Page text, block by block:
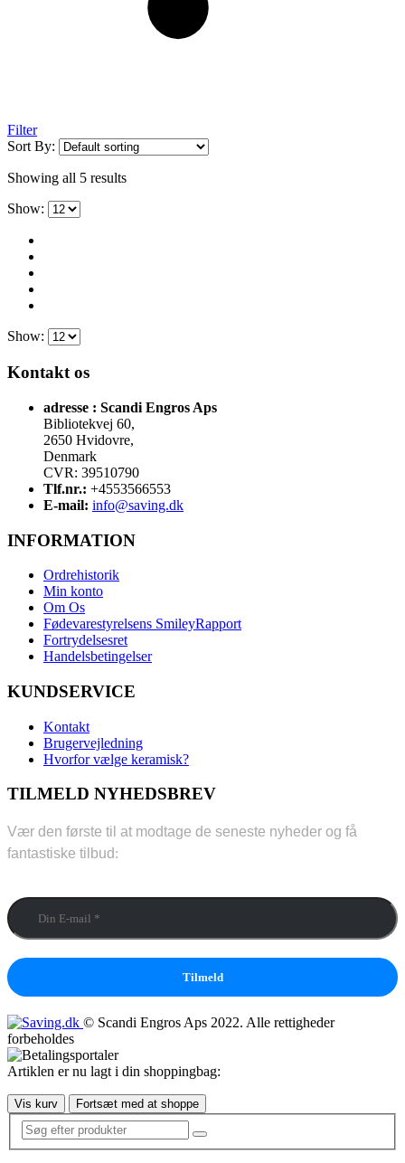
Filter
Sort By:
Showing all 5 results
Show:
Show:
Kontakt os
adresse : Scandi Engros Aps
Bibliotekvej 60,
2650 Hvidovre,
Denmark
CVR: 39510790
Tlf.nr.: +4553566553
E-mail: info@saving.dk
INFORMATION
Ordrehistorik
Min konto
Om Os
Fødevarestyrelsens SmileyRapport
Fortrydelsesret
Handelsbetingelser
KUNDSERVICE
Kontakt
Brugervejledning
Hvorfor vælge keramisk?
TILMELD NYHEDSBREV
Vær den første til at modtage de seneste nyheder og få
fantastiske tilbud:
© Scandi Engros Aps 2022. Alle rettigheder
forbeholdes
Artiklen er nu lagt i din shoppingbag:
Vis kurv Fortsæt med at shoppe